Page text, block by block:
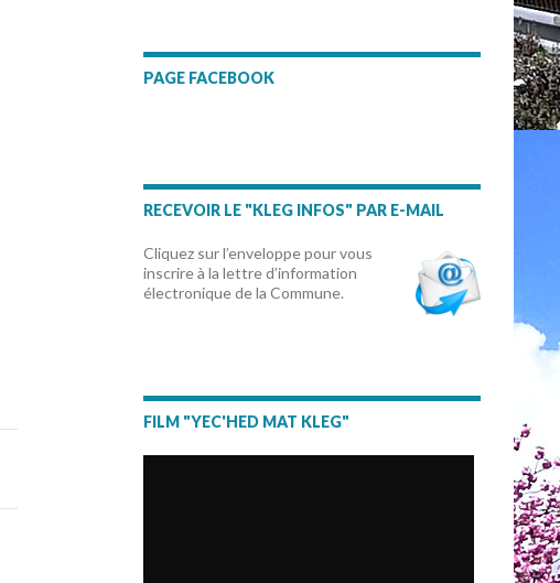
PAGE FACEBOOK
RECEVOIR LE "KLEG INFOS" PAR E-MAIL
Cliquez sur l’enveloppe pour vous
inscrire à la lettre d’information
électronique de la Commune.
FILM "YEC'HED MAT KLEG"